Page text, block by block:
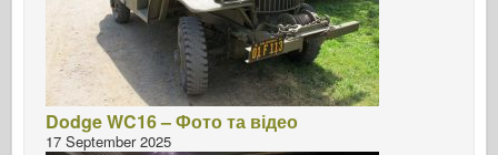
Dodge WC16 – Фото та відео
17 September 2025